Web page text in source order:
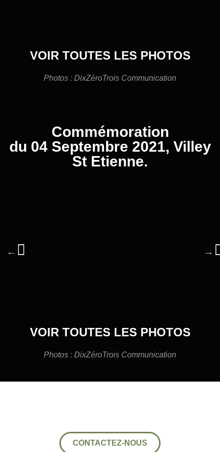
VOIR TOUTES LES PHOTOS
Photos : DixZéroTrois Communication
Commémoration
du 04 Septembre 2021, Villey
St Etienne.
VOIR TOUTES LES PHOTOS
Photos : DixZéroTrois Communication
CONTACTEZ-NOUS